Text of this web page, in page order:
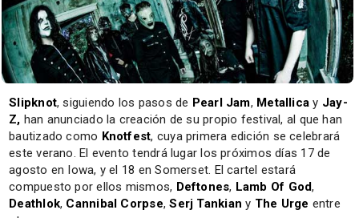
Slipknot, siguiendo los pasos de Pearl Jam, Metallica y Jay-
Z, han anunciado la creación de su propio festival, al que han
bautizado como Knotfest, cuya primera edición se celebrará
este verano. El evento tendrá lugar los próximos días 17 de
agosto en Iowa, y el 18 en Somerset. El cartel estará
compuesto por ellos mismos, Deftones, Lamb Of God,
Deathlok, Cannibal Corpse,Serj Tankian y The Urge entre